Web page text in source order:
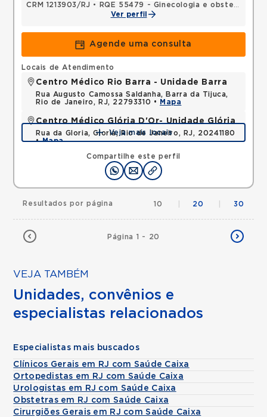
CRM 1213903/RJ •
RQE 55479 - Ginecologia e obstetrícia
Ver perfil
Agende uma consulta
Compartilhe este perfil
Locais de Atendimento
Centro Médico Rio Barra - Unidade Barra
Rua Augusto Camossa Saldanha, Barra da Tijuca,
Rio de Janeiro, RJ, 22793310 •
Mapa
Centro Médico Glória D'Or- Unidade Glória
Rua da Gloria, Gloria, Rio de Janeiro, RJ, 20241180
•Mapa
Veja mais locais
Página 1 - 20
Resultados por página 10 20 30
VEJA TAMBÉM
Unidades, convênios e
especialistas relacionados
Especialistas mais buscados
Clínicos Gerais em RJ com Saúde Caixa
Ortopedistas em RJ com Saúde Caixa
Urologistas em RJ com Saúde Caixa
Obstetras em RJ com Saúde Caixa
Cirurgiões Gerais em RJ com Saúde Caixa